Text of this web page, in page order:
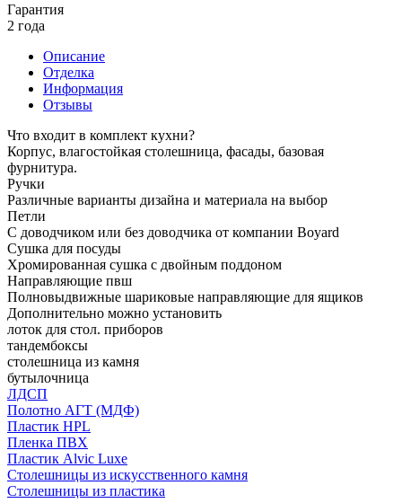
Гарантия
2 года
Описание
Отделка
Информация
Отзывы
Что входит в комплект кухни?
Корпус, влагостойкая столешница, фасады, базовая
фурнитура.
Ручки
Различные варианты дизайна и материала на выбор
Петли
С доводчиком или без доводчика от компании Boyard
Сушка для посуды
Хромированная сушка с двойным поддоном
Направляющие пвш
Полновыдвижные шариковые направляющие для ящиков
Дополнительно можно установить
лоток для стол. приборов
тандембоксы
столешница из камня
бутылочница
ЛДСП
Полотно АГТ (МДФ)
Пластик HPL
Пленка ПВХ
Пластик Alvic Luxe
Столешницы из искусственного камня
Столешницы из пластика